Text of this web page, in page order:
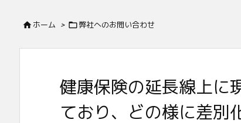
 ホーム >  弊社へのお問い合わせ
健康保険の延長線上に
ており、どの様に差別